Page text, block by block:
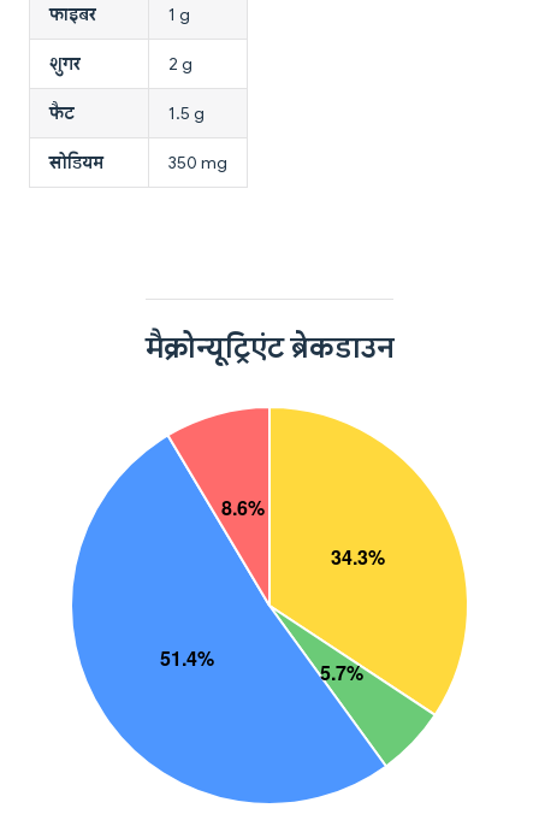
फाइबर 1 g
शुगर 2 g
फैट 1.5 g
सोडियम 350 mg
मैक्रोन्यूट्रिएंट ब्रेकडाउन